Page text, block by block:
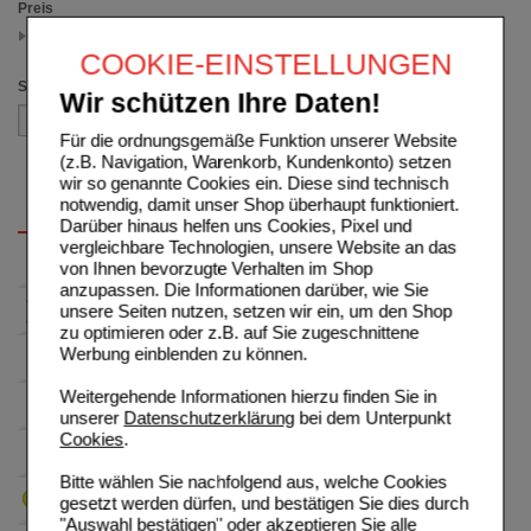
COOKIE-EINSTELLUNGEN
Wir schützen Ihre Daten!
Für die ordnungsgemäße Funktion unserer Website
(z.B. Navigation, Warenkorb, Kundenkonto) setzen
wir so genannte Cookies ein. Diese sind technisch
notwendig, damit unser Shop überhaupt funktioniert.
Darüber hinaus helfen uns Cookies, Pixel und
vergleichbare Technologien, unsere Website an das
von Ihnen bevorzugte Verhalten im Shop
anzupassen. Die Informationen darüber, wie Sie
unsere Seiten nutzen, setzen wir ein, um den Shop
zu optimieren oder z.B. auf Sie zugeschnittene
Werbung einblenden zu können.
Weitergehende Informationen hierzu finden Sie in
unserer Datenschutzerklärungbei dem Unterpunkt
Cookies.
Bitte wählen Sie nachfolgend aus, welche Cookies
gesetzt werden dürfen, und bestätigen Sie dies durch
"Auswahl bestätigen" oder akzeptieren Sie alle
Preis
Sortieren nach